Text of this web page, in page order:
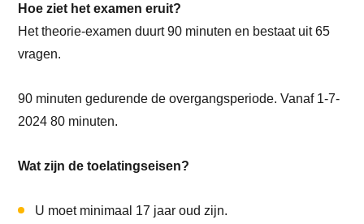
Hoe ziet het examen eruit?
Het theorie-examen duurt 90 minuten en bestaat uit 65
vragen.
90 minuten gedurende de overgangsperiode. Vanaf 1-7-
2024 80 minuten.
Wat zijn de toelatingseisen?
U moet minimaal 17 jaar oud zijn.